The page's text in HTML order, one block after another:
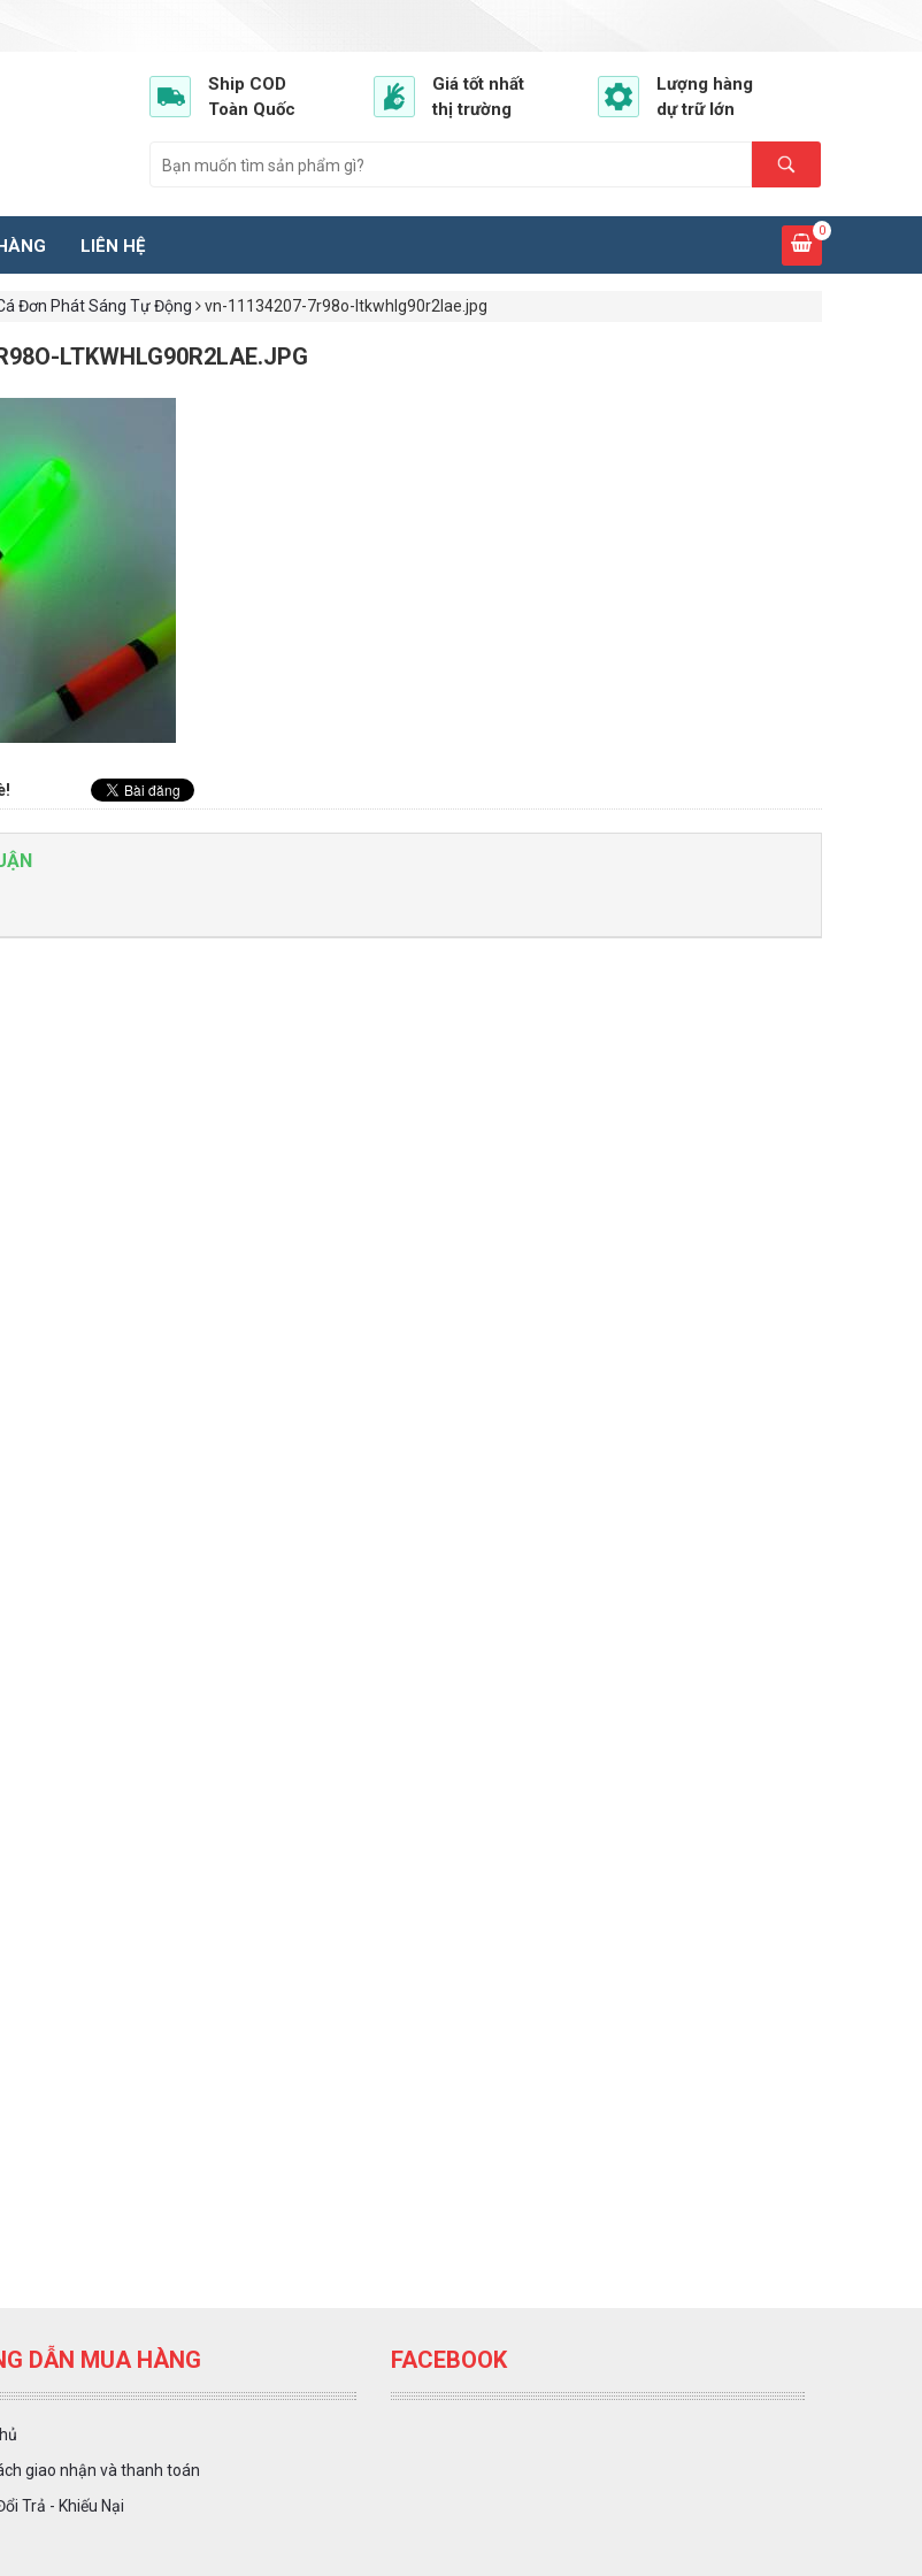
Ship COD
Toàn Quốc
Giá tốt nhất
thị trường
Lượng hàng
dự trữ lớn
LIÊN HỆ
0
Đơn Phát Sáng Tự Động vn-11134207-7r98o-ltkwhlg90r2lae.jpg
LTKWHLG90R2LAE.JPG
DẪN MUA HÀNG
giao nhận và thanh toán
Trả - Khiếu Nại
FACEBOOK